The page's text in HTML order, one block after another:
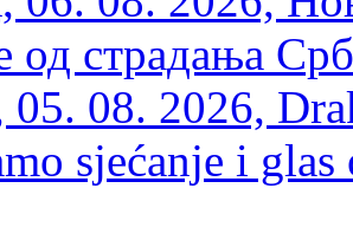
од страдања
05. 08. 2026,
sjećanje i